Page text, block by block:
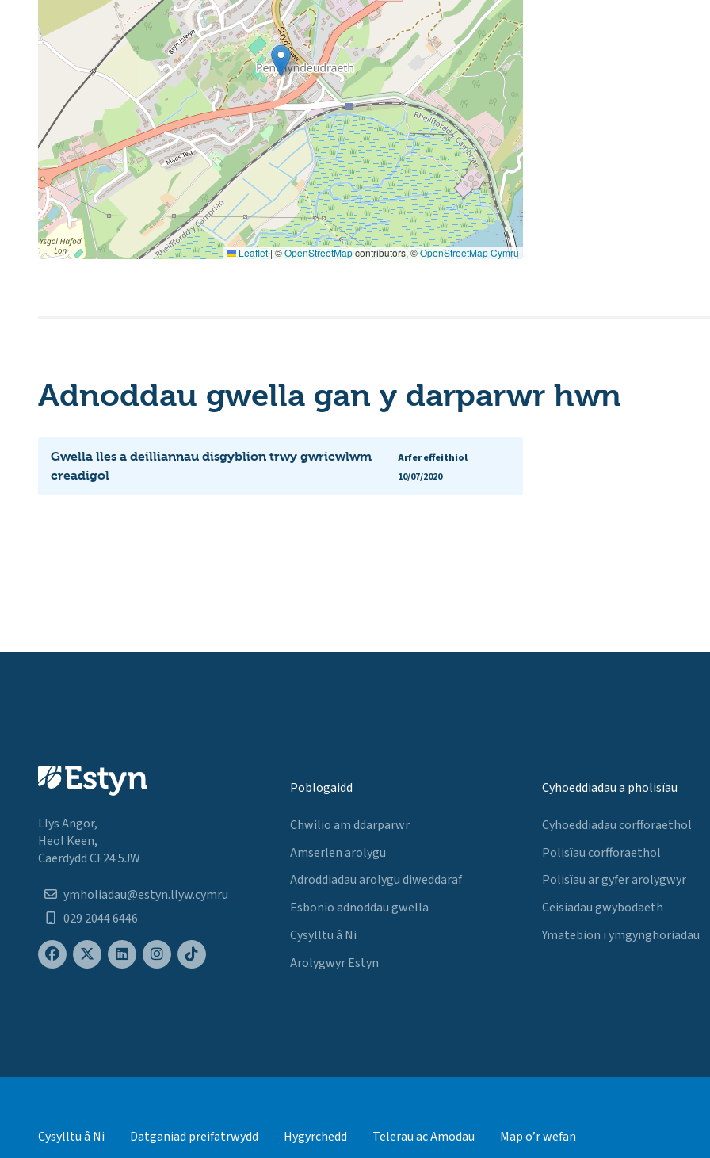
Leaflet | ©OpenStreetMapcontributors, ©OpenStreetMap Cymru
Adnoddau gwella gan y darparwr hwn
Gwella lles a deilliannau disgyblion trwy gwricwlwm
creadigol
Arfer effeithiol
10/07/2020
Llys Angor,
Heol Keen,
Caerdydd CF24 5JW
ymholiadau@estyn.llyw.cymru
029 2044 6446
Poblogaidd
Chwilio am ddarparwr
Amserlen arolygu
Adroddiadau arolygu diweddaraf
Esbonio adnoddau gwella
Cysylltu â Ni
Arolygwyr Estyn
Cyhoeddiadau a pholisïau
Cyhoeddiadau corfforaethol
Polisïau corfforaethol
Polisïau ar gyfer arolygwyr
Ceisiadau gwybodaeth
Ymatebion i ymgynghoriadau
Cysylltu â Ni Datganiad preifatrwydd Hygyrchedd Telerau ac Amodau Map o’r wefan